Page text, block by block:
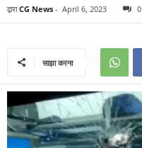
द्वारा CG News - April 6, 2023 0
साझा करना